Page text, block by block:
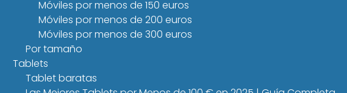
Móviles por menos de 150 euros
Móviles por menos de 200 euros
Móviles por menos de 300 euros
Por tamaño
Tablets
Tablet baratas